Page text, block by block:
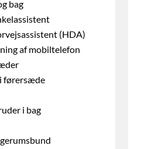
bag
(HDA)
af mobiltelefon
førersæde
i bag